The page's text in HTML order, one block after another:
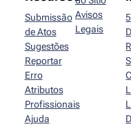
Submissão
de Atos
Sugestões
Reportar
Erro
Atributos
Profissionais
Ajuda
Avisos
Legais